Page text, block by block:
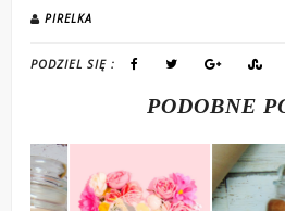
PIRELKA
PODZIEL SIĘ :
PODOBNE